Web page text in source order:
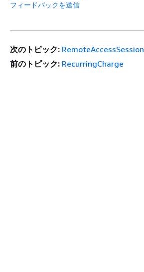
フィードバックを送信
次のトピック: RemoteAccessSession
前のトピック: RecurringCharge